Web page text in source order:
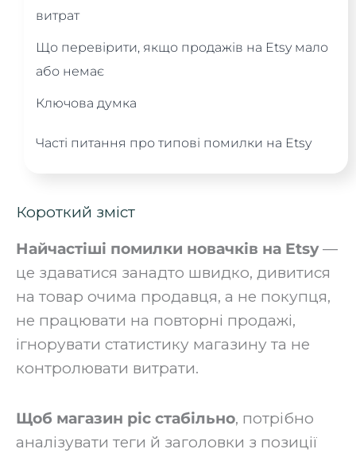
витрат
Що перевірити, якщо продажів на Etsy мало
або немає
Ключова думка
Часті питання про типові помилки на Etsy
Короткий зміст
Найчастіші помилки новачків на Etsy—
це здаватися занадто швидко, дивитися
на товар очима продавця, а не покупця,
не працювати на повторні продажі,
ігнорувати статистику магазину та не
контролювати витрати.
Щоб магазин ріс стабільно, потрібно
аналізувати теги й заголовки з позиції